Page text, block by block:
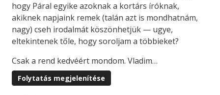
hogy Páral egyike azoknak a kortárs íróknak,
akiknek napjaink remek (talán azt is mondhatnám,
nagy) cseh irodalmát köszönhetjük — ugye,
eltekintenek tőle, hogy soroljam a többieket?
Csak a rend kedvéért mondom. Vladim…
Folytatás megjelenítése